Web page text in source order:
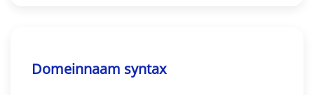
Domeinnaam syntax